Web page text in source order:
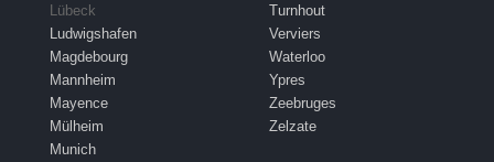
Lübeck
Ludwigshafen
Magdebourg
Mannheim
Mayence
Mülheim
Munich
Turnhout
Verviers
Waterloo
Ypres
Zeebruges
Zelzate